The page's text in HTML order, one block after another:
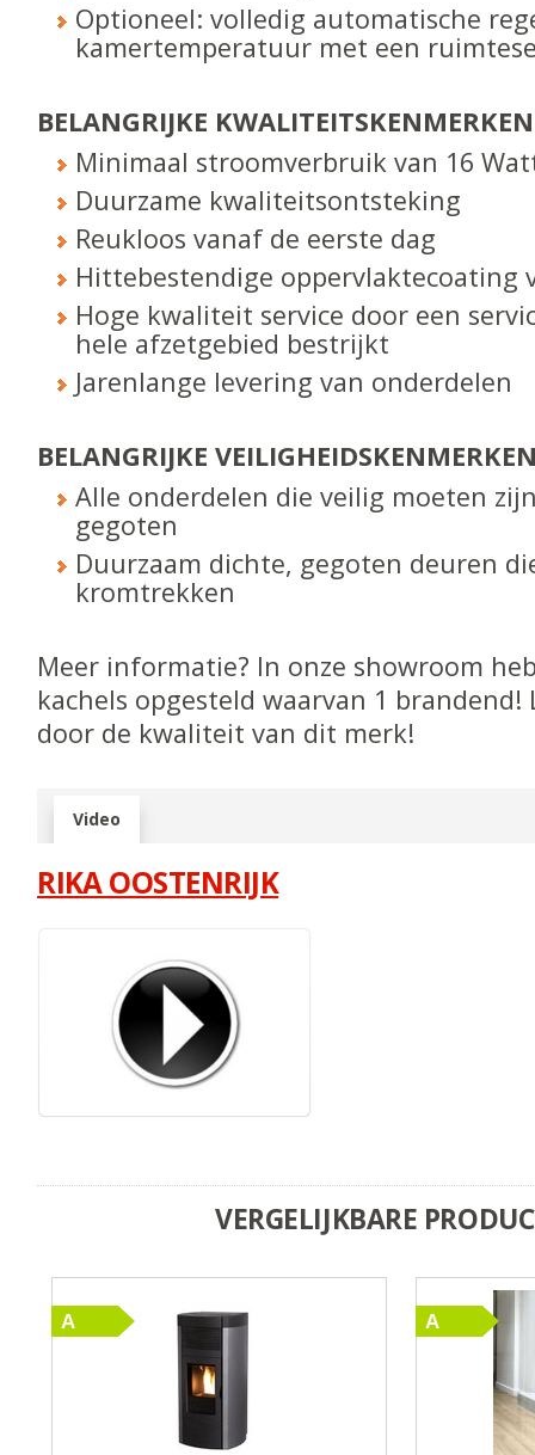
Optioneel: volledig automatische
kamertemperatuur met een
BELANGRIJKE KWALITEITS­KENMERKEN
Minimaal stroomverbruik van 16
Duurzame kwaliteitsontsteking
Reukloos vanaf de eerste dag
Hittebestendige oppervlaktecoating
Hoge kwaliteit service door een
hele afzetgebied bestrijkt
Jarenlange levering van onderdelen
BELANGRIJKE
Alle onderdelen die veilig moeten
gegoten
Duurzaam dichte, gegoten deuren
kromtrekken
Meer informatie? In onze showroom
kachels opgesteld waarvan 1
door de kwaliteit van dit merk!
Video
RIKA OOSTENRIJK
VERGELIJKBARE